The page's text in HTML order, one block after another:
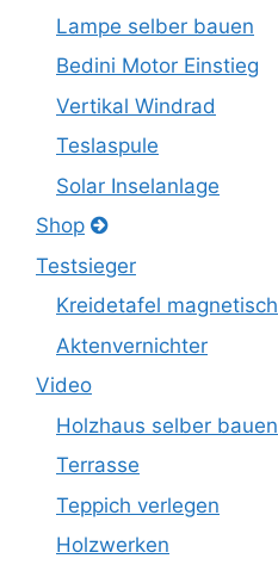
Lampe selber bauen
Bedini Motor Einstieg
Vertikal Windrad
Teslaspule
Solar Inselanlage
Shop
Testsieger
Kreidetafel magnetisch
Aktenvernichter
Video
Holzhaus selber bauen
Terrasse
Teppich verlegen
Holzwerken